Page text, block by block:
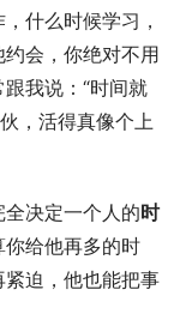
什么时候学习，
会，你绝对不用
我说：“时间就
，活得真像个上
决定一个人的时
你给他再多的时
迫，他也能把事